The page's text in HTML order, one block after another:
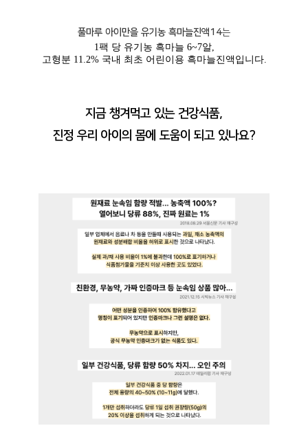
풀마루 아이만을 유기농 흑마늘진액14는
1팩 당 유기농 흑마늘 6~7알,
고형분 11.2% 국내 최초 어린이용 흑마늘진액입니다.
지금 챙겨먹고 있는 건강식품,
진정 우리 아이의 몸에 도움이 되고 있나요?